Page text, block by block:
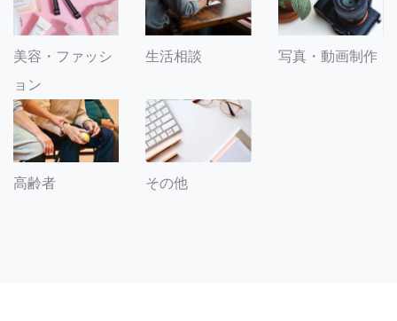
美容・ファッシ
ョン
生活相談 写真・動画制作
高齢者 その他